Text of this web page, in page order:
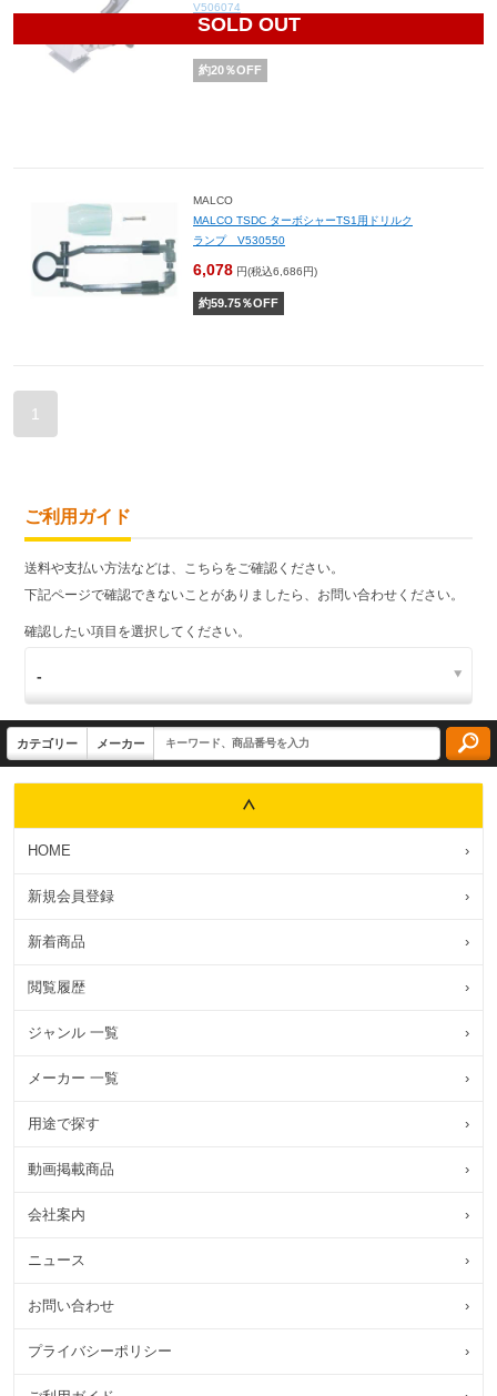
SOLD OUT
V506074
5,776
約20％OFF
MALCO
MALCO TSDC ターボシャーTS1用ドリルク
ランプ V530550
6,078 円(税込6,686円)
約59.75％OFF
1
ご利用ガイド
送料や支払い方法などは、こちらをご確認ください。
下記ページで確認できないことがありましたら、お問い合わせください。
確認したい項目を選択してください。
HOME ›
新規会員登録 ›
新着商品 ›
閲覧履歴 ›
ジャンル 一覧 ›
メーカー 一覧 ›
用途で探す ›
動画掲載商品 ›
会社案内 ›
ニュース ›
お問い合わせ ›
プライバシーポリシー ›